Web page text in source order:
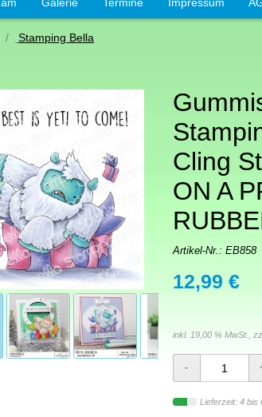
Galerie Termine Impressum
Stamping Bella
Cling
ON A
Artikel-Nr.: EB858
12,99 €
inkl. 19,00 % MwSt.,
Lieferzeit: 4 bis